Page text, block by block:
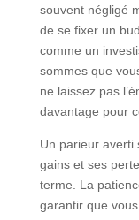
souvent négligé
de se fixer un
comme un
sommes que
ne laissez pas
davantage pour
Un parieur averti
gains et ses
terme. La
garantir que